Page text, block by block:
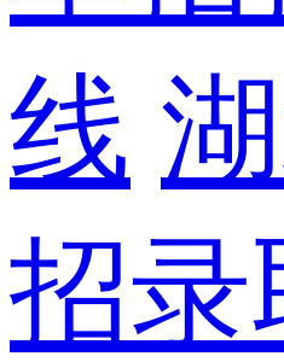
线
招录